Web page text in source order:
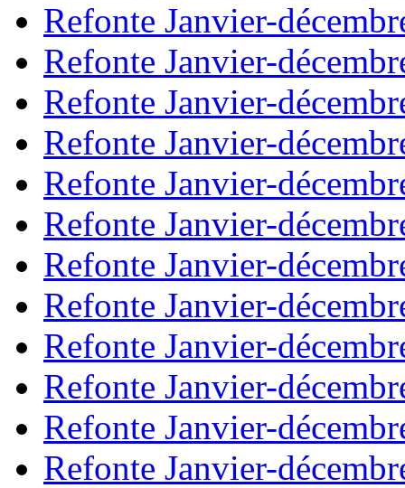
Refonte Janvier-
Refonte Janvier-
Refonte Janvier-
Refonte Janvier-
Refonte Janvier-
Refonte Janvier-
Refonte Janvier-
Refonte Janvier-
Refonte Janvier-
Refonte Janvier-
Refonte Janvier-
Refonte Janvier-